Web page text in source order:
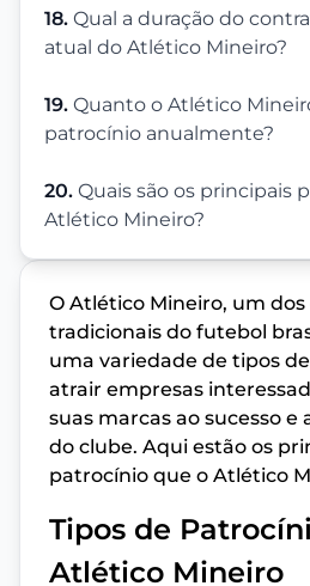
18. Qual a duração do
atual do Atlético Mineiro?
19. Quanto o Atlético
patrocínio anualmente?
20. Quais são os principais
Atlético Mineiro?
O Atlético Mineiro, um
tradicionais do futebol
uma variedade de tipos
atrair empresas
suas marcas ao sucesso
do clube. Aqui estão os
patrocínio que o Atlético
Tipos de
Atlético Mineiro